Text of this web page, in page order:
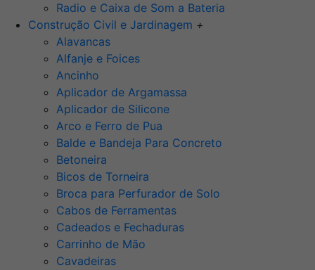
Radio e Caixa de Som a Bateria
Construção Civil e Jardinagem +
Alavancas
Alfanje e Foices
Ancinho
Aplicador de Argamassa
Aplicador de Silicone
Arco e Ferro de Pua
Balde e Bandeja Para Concreto
Betoneira
Bicos de Torneira
Broca para Perfurador de Solo
Cabos de Ferramentas
Cadeados e Fechaduras
Carrinho de Mão
Cavadeiras